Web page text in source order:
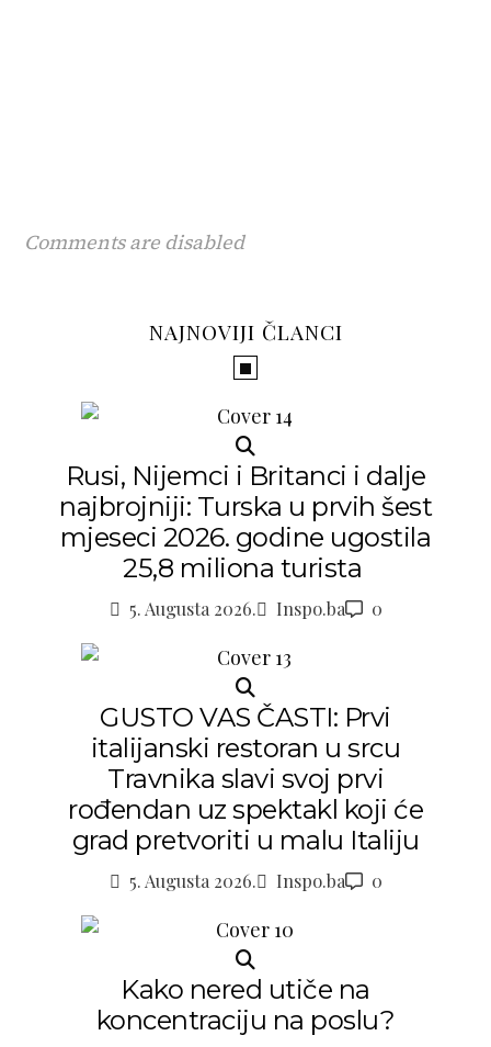
Comments are disabled
NAJNOVIJI ČLANCI
Rusi, Nijemci i Britanci i dalje
najbrojniji: Turska u prvih šest
mjeseci 2026. godine ugostila
25,8 miliona turista
5. Augusta 2026. Inspo.ba 0
GUSTO VAS ČASTI: Prvi
italijanski restoran u srcu
Travnika slavi svoj prvi
rođendan uz spektakl koji će
grad pretvoriti u malu Italiju
5. Augusta 2026. Inspo.ba 0
Kako nered utiče na
koncentraciju na poslu?